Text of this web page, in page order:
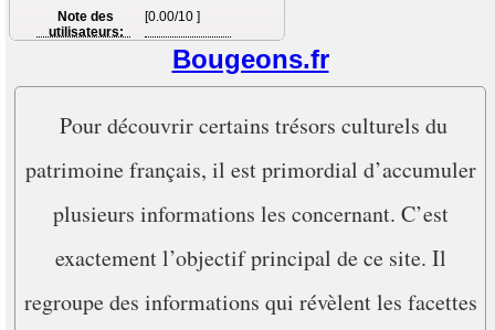
Note des
utilisateurs:
[0.00/10 ]
Bougeons.fr
Pour découvrir certains trésors culturels du
patrimoine français, il est primordial d’accumuler
plusieurs informations les concernant. C’est
exactement l’objectif principal de ce site. Il
regroupe des informations qui révèlent les facettes